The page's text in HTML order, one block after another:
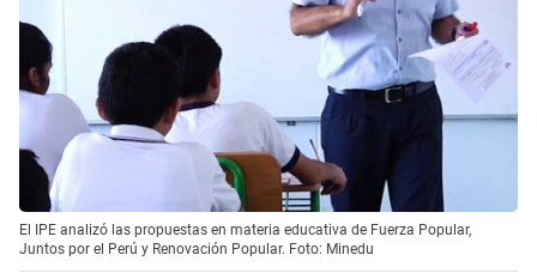
El IPE analizó las propuestas en materia educativa de Fuerza Popular,
Juntos por el Perú y Renovación Popular. Foto: Minedu